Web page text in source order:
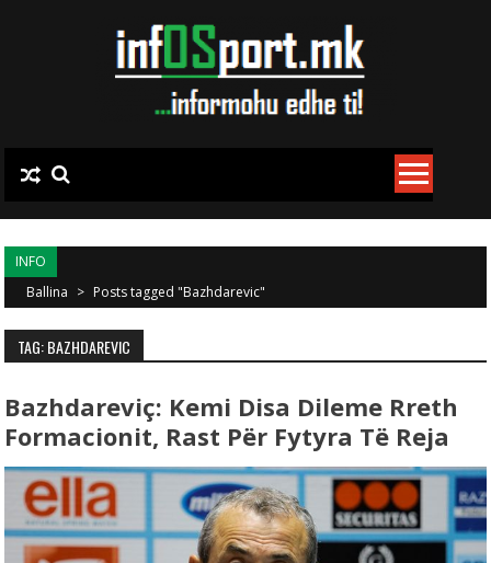
INFO
Ballina > Posts tagged "Bazhdarevic"
TAG: BAZHDAREVIC
Bazhdareviç: Kemi Disa Dileme Rreth
Formacionit, Rast Për Fytyra Të Reja